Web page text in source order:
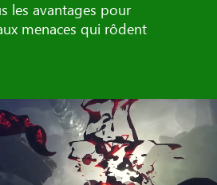
les avantages pour
menaces qui rôdent